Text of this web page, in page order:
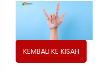
KEMBALI KE KISAH